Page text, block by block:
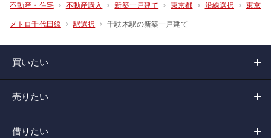
不動産・住宅 不動産購入 新築一戸建て 東京都 沿線選択 東京
メトロ千代田線 駅選択 千駄木駅の新築一戸建て
買いたい
売りたい
借りたい